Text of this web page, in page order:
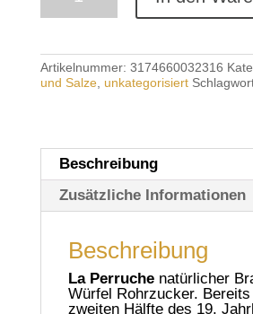
Artikelnummer: 3174660032316
und Salze, unkategorisiert
Beschreibung
Zusätzliche Informationen
Beschreibung
La Perruchenatürlicher
Würfel Rohrzucker.
zweiten Hälfte des 19.